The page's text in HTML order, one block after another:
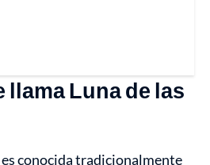
llama Luna de las
es conocida tradicionalmente